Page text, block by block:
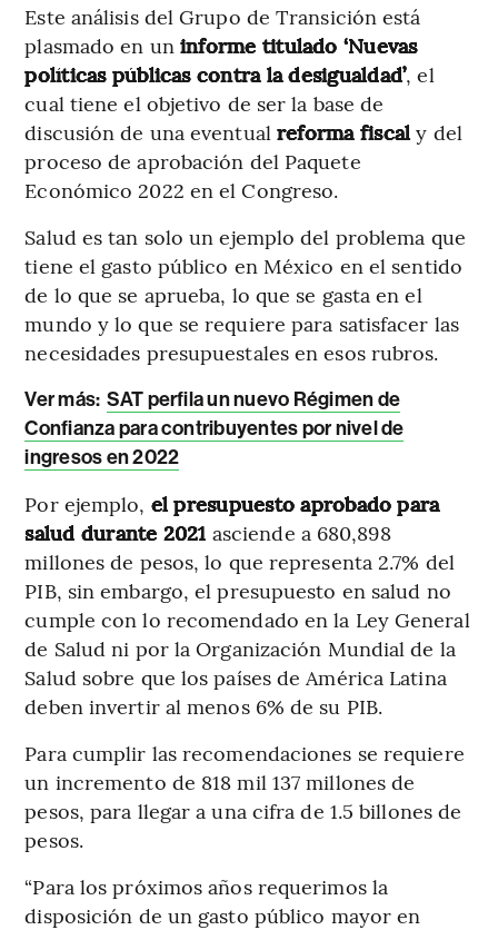
Este análisis del Grupo de Transición está
plasmado en un informe titulado ‘Nuevas
políticas públicas contra la desigualdad’, el
cual tiene el objetivo de ser la base de
discusión de una eventual reforma fiscal y del
proceso de aprobación del Paquete
Económico 2022 en el Congreso.
Salud es tan solo un ejemplo del problema que
tiene el gasto público en México en el sentido
de lo que se aprueba, lo que se gasta en el
mundo y lo que se requiere para satisfacer las
necesidades presupuestales en esos rubros.
Ver más: SAT perfila un nuevo Régimen de
Confianza para contribuyentes por nivel de
ingresos en 2022
Por ejemplo, el presupuesto aprobado para
salud durante 2021 asciende a 680,898
millones de pesos, lo que representa 2.7% del
PIB, sin embargo, el presupuesto en salud no
cumple con lo recomendado en la Ley General
de Salud ni por la Organización Mundial de la
Salud sobre que los países de América Latina
deben invertir al menos 6% de su PIB.
Para cumplir las recomendaciones se requiere
un incremento de 818 mil 137 millones de
pesos, para llegar a una cifra de 1.5 billones de
pesos.
“Para los próximos años requerimos la
disposición de un gasto público mayor en